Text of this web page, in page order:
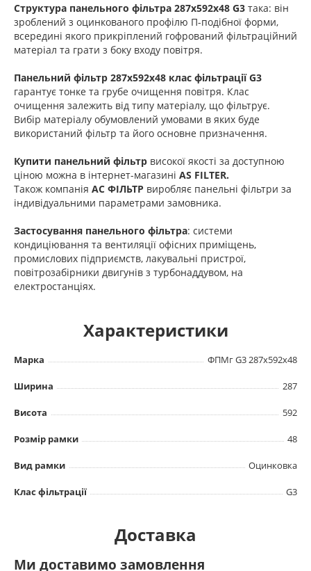
Структура панельного фільтра 287х592х48 G3 така: він
зроблений з оцинкованого профілю П-подібної форми,
всередині якого прикріплений гофрований фільтраційний
матеріал та грати з боку входу повітря.
Панельний фільтр 287х592х48 клас фільтрації G3
гарантує тонке та грубе очищення повітря. Клас
очищення залежить від типу матеріалу, що фільтрує.
Вибір матеріалу обумовлений умовами в яких буде
використаний фільтр та його основне призначення.
Купити панельний фільтр високої якості за доступною
ціною можна в інтернет-магазині AS FILTER.
Також компанія АС ФІЛЬТР виробляє панельні фільтри за
індивідуальними параметрами замовника.
Застосування панельного фільтра: системи
кондиціювання та вентиляції офісних приміщень,
промислових підприємств, лакувальні пристрої,
повітрозабірники двигунів з турбонаддувом, на
електростанціях.
Характеристики
Марка ФПМг G3 287х592х48
Ширина 287
Висота 592
Розмір рамки 48
Вид рамки Оцинковка
Клас фільтрації G3
Доставка
Ми доставимо замовлення